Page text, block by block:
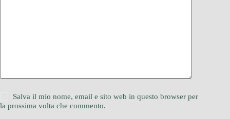
Salva il mio nome, email e sito web in questo browser per
la prossima volta che commento.